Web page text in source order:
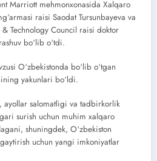
Marriott mehmonxonasida Xalqaro
raisi Saodat Tursunbayeva va
Technology Council raisi doktor
bo‘lib o‘tdi.
O‘zbekistonda bo‘lib o‘tgan
yakunlari bo‘ldi.
ayollar salomatligi va tadbirkorlik
surish uchun muhim xalqaro
shuningdek, O‘zbekiston
uchun yangi imkoniyatlar